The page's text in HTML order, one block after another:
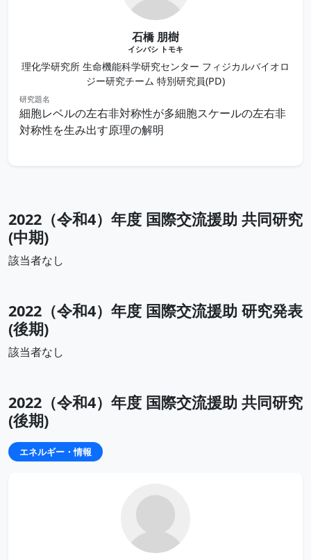
石橋 朋樹
イシバシ トモキ
理化学研究所 生命機能科学研究センター フィジカルバイオロ
ジー研究チーム 特別研究員(PD)
研究題名
細胞レベルの左右非対称性が多細胞スケールの左右非
対称性を生み出す原理の解明
2022（令和4）年度 国際交流援助 共同研究
(中期)
該当者なし
2022（令和4）年度 国際交流援助 研究発表
(後期)
該当者なし
2022（令和4）年度 国際交流援助 共同研究
(後期)
エネルギー・情報